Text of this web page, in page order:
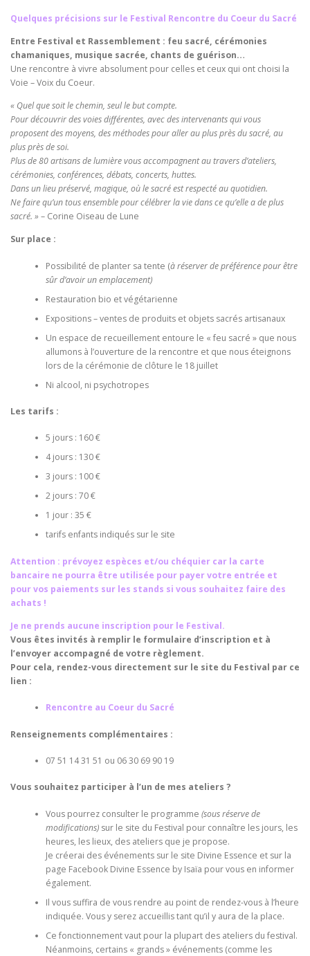
Quelques précisions sur le Festival Rencontre du Coeur du Sacré
Entre Festival et Rassemblement : feu sacré, cérémonies
chamaniques, musique sacrée, chants de guérison…
Une rencontre à vivre absolument pour celles et ceux qui ont choisi la
Voie – Voix du Coeur.
« Quel que soit le chemin, seul le but compte.
Pour découvrir des voies différentes, avec des intervenants qui vous
proposent des moyens, des méthodes pour aller au plus près du sacré, au
plus près de soi.
Plus de 80 artisans de lumière vous accompagnent au travers d’ateliers,
cérémonies, conférences, débats, concerts, huttes.
Dans un lieu préservé, magique, où le sacré est respecté au quotidien.
Ne faire qu’un tous ensemble pour célébrer la vie dans ce qu’elle a de plus
sacré. » – Corine Oiseau de Lune
Sur place :
Possibilité de planter sa tente (à réserver de préférence pour être
sûr d’avoir un emplacement)
Restauration bio et végétarienne
Expositions – ventes de produits et objets sacrés artisanaux
Un espace de recueillement entoure le « feu sacré » que nous
allumons à l’ouverture de la rencontre et que nous éteignons
lors de la cérémonie de clôture le 18 juillet
Ni alcool, ni psychotropes
Les tarifs :
5 jours : 160 €
4 jours : 130 €
3 jours : 100 €
2 jours : 70 €
1 jour : 35 €
tarifs enfants indiqués sur le site
Attention : prévoyez espèces et/ou chéquier car la carte
bancaire ne pourra être utilisée pour payer votre entrée et
pour vos paiements sur les stands si vous souhaitez faire des
achats !
Je ne prends aucune inscription pour le Festival.
Vous êtes invités à remplir le formulaire d’inscription et à
l’envoyer accompagné de votre règlement.
Pour cela, rendez-vous directement sur le site du Festival par ce
lien :
Rencontre au Coeur du Sacré
Renseignements complémentaires :
07 51 14 31 51 ou 06 30 69 90 19
Vous souhaitez participer à l’un de mes ateliers ?
Vous pourrez consulter le programme (sous réserve de
modifications)sur le site du Festival pour connaître les jours, les
heures, les lieux, des ateliers que je propose.
Je créerai des événements sur le site Divine Essence et sur la
page Facebook Divine Essence by Isaïa pour vous en informer
également.
Il vous suffira de vous rendre au point de rendez-vous à l’heure
indiquée. Vous y serez accueillis tant qu’il y aura de la place.
Ce fonctionnement vaut pour la plupart des ateliers du festival.
Néanmoins, certains « grands » événements (comme les